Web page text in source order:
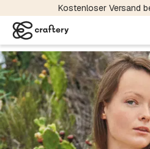
Kostenloser Versand